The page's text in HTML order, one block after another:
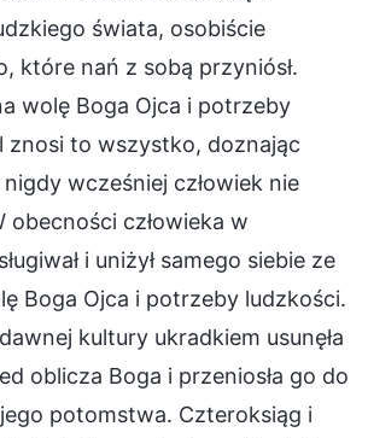
świata, osobiście
które nań z sobą przyniósł.
wolę Boga Ojca i potrzeby
znosi to wszystko, doznając
wcześniej człowiek nie
obecności człowieka w
i uniżył samego siebie ze
Boga Ojca i potrzeby ludzkości.
kultury ukradkiem usunęła
oblicza Boga i przeniosła go do
potomstwa. Czteroksiąg i